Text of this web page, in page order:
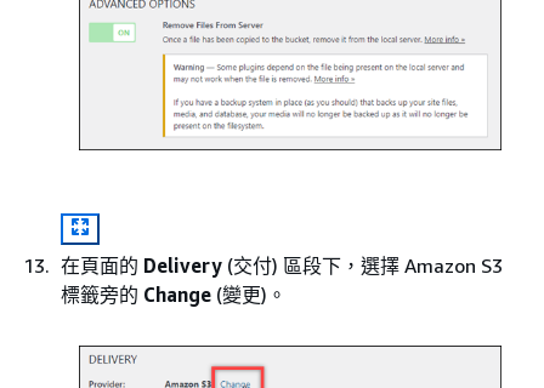
在頁面的 Delivery (交付) 區段下，選擇 Amazon S3
標籤旁的 Change (變更)。